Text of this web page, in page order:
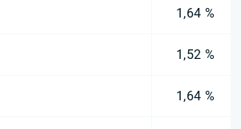
1,64 %
1,52 %
1,64 %